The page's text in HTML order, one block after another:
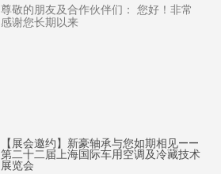
尊敬的朋友及合作伙伴们： 您好！非常
感谢您长期以来
【展会邀约】新豪轴承与您如期相见——
第二十二届上海国际车用空调及冷藏技术
展览会